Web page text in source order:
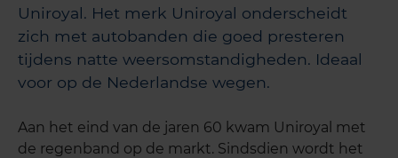
Uniroyal. Het merk Uniroyal onderscheidt
zich met autobanden die goed presteren
tijdens natte weersomstandigheden. Ideaal
voor op de Nederlandse wegen.
Aan het eind van de jaren 60 kwam Uniroyal met
de regenband op de markt. Sindsdien wordt het